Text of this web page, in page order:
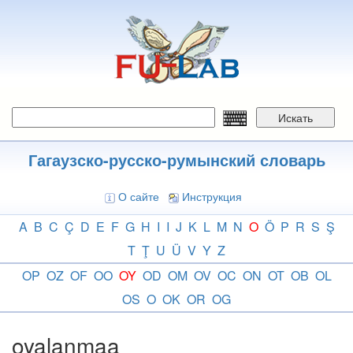
Искать
Гагаузско-русско-румынский словарь
О сайте Инструкция
A B C Ç D E F G H I I J K L M N O Ö P R S Ş
T Ţ U Ü V Y Z
OP OZ OF OO OY OD OM OV OC ON OT OB OL
OS O OK OR OG
oyalanmaa